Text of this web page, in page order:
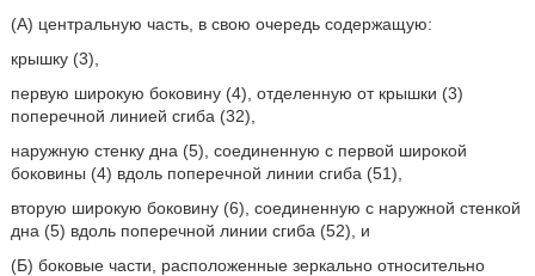
(А) центральную часть, в свою очередь содержащую:
крышку (3),
первую широкую боковину (4), отделенную от крышки (3)
поперечной линией сгиба (32),
наружную стенку дна (5), соединенную с первой широкой
боковины (4) вдоль поперечной линии сгиба (51),
вторую широкую боковину (6), соединенную с наружной стенкой
дна (5) вдоль поперечной линии сгиба (52), и
(Б) боковые части, расположенные зеркально относительно